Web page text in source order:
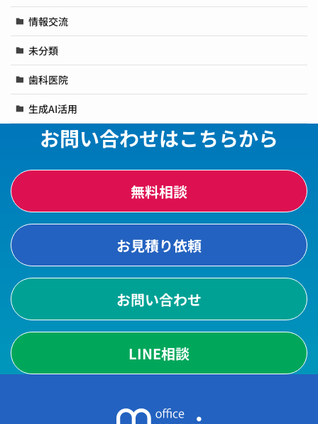
情報交流
未分類
歯科医院
生成AI活用
お問い合わせはこちらから
無料相談
お見積り依頼
お問い合わせ
LINE相談